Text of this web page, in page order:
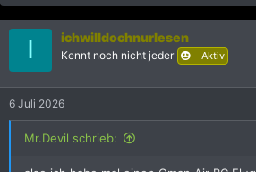
a
k
n
:
I ichwilldochnurlesen
Kennt noch nicht jeder Aktiv
6 Juli 2026
Mr.Devil schrieb: